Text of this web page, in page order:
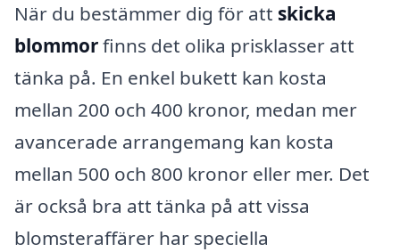
När du bestämmer dig för att skicka
blommorfinns det olika prisklasser att
tänka på. En enkel bukett kan kosta
mellan 200 och 400 kronor, medan mer
avancerade arrangemang kan kosta
mellan 500 och 800 kronor eller mer. Det
är också bra att tänka på att vissa
blomsteraffärer har speciella